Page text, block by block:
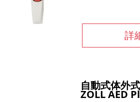
詳
自動式体外
ZOLL AED